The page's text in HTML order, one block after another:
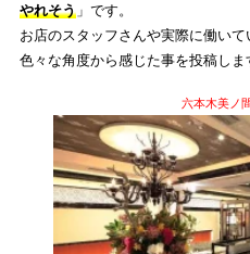
やれそう」です。
お店のスタッフさんや実際に働いて
色々な角度から感じた事を投稿し
六本木美ノ